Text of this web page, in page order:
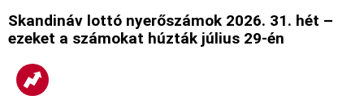
Skandináv lottó nyerőszámok 2026. 31. hét –
ezeket a számokat húzták július 29-én